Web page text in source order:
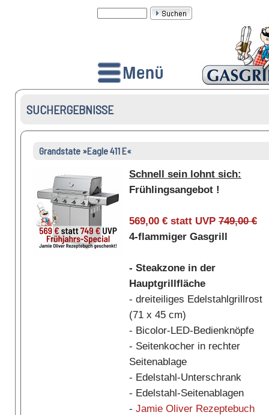
SUCHERGEBNISSE
Grandstate »Eagle 411 E«
Schnell sein lohnt sich:
Frühlingsangebot !
569,00 € statt UVP 749,00 €
4-flammiger Gasgrill
- Steakzone in der
Hauptgrillfläche
- dreiteiliges Edelstahlgrillrost
(71 x 45 cm)
- Bicolor-LED-Bedienknöpfe
- Seitenkocher in rechter
Seitenablage
- Edelstahl-Unterschrank
- Edelstahl-Seitenablagen
- Jamie Oliver Rezeptebuch